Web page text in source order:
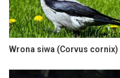
Wrona siwa (Corvus cornix)